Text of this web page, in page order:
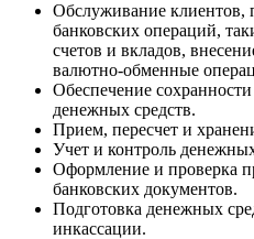
Обслуживание клиентов,
банковских операций,
счетов и вкладов,
валютно-обменные
Обеспечение
денежных средств.
Прием, пересчет и
Учет и контроль
Оформление и проверка
банковских документов.
Подготовка денежных
инкассации.